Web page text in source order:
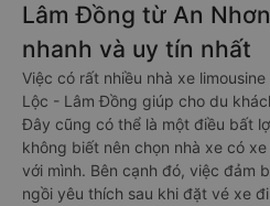
Lâm Đồng từ An
nhanh và uy tín nhất
Việc có rất nhiều nhà xe
Lộc - Lâm Đồng giúp cho du
Đây cũng có thể là một điều bất
không biết nên chọn nhà xe có
với mình. Bên cạnh đó, việc đảm
ngồi yêu thích sau khi đặt vé xe